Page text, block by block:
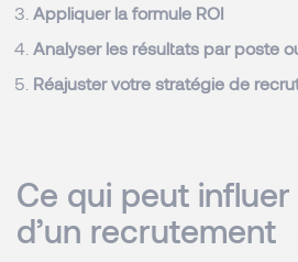
Appliquer la formule ROI
Analyser les résultats par poste
Réajuster votre stratégie de
Ce qui peut influer
d’un recrutement